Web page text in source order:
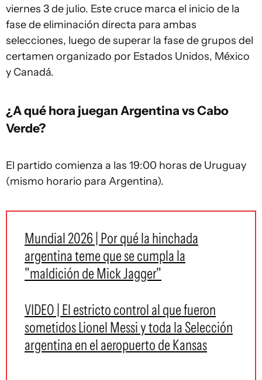
viernes 3 de julio. Este cruce marca el inicio de la
fase de eliminación directa para ambas
selecciones, luego de superar la fase de grupos del
certamen organizado por Estados Unidos, México
y Canadá.
¿A qué hora juegan Argentina vs Cabo
Verde?
El partido comienza a las 19:00 horas de Uruguay
(mismo horario para Argentina).
Mundial 2026 | Por qué la hinchada
argentina teme que se cumpla la
"maldición de Mick Jagger"
VIDEO | El estricto control al que fueron
sometidos Lionel Messi y toda la Selección
argentina en el aeropuerto de Kansas